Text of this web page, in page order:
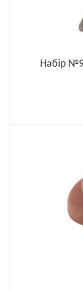
Набір